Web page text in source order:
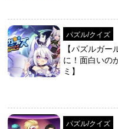
パズル/クイズ
【パズルガ
に！面白いの
ミ】
パズル/クイズ